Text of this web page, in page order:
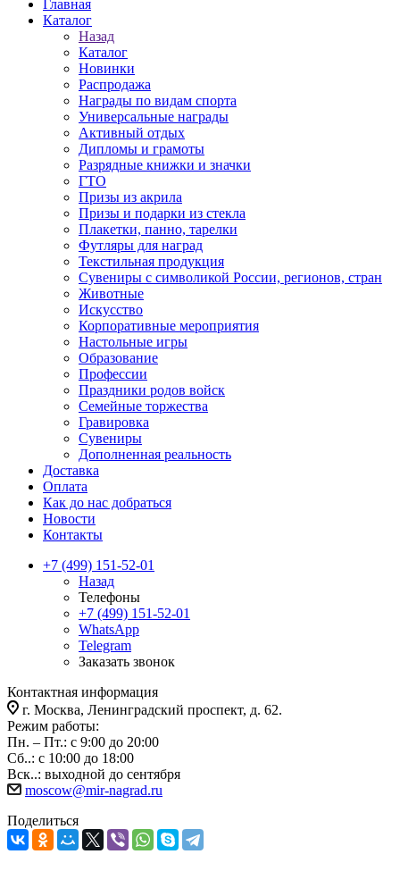
Главная
Каталог
Назад
Каталог
Новинки
Распродажа
Награды по видам спорта
Универсальные награды
Активный отдых
Дипломы и грамоты
Разрядные книжки и значки
ГТО
Призы из акрила
Призы и подарки из стекла
Плакетки, панно, тарелки
Футляры для наград
Текстильная продукция
Сувениры с символикой России, регионов, стран
Животные
Искусство
Корпоративные мероприятия
Настольные игры
Образование
Профессии
Праздники родов войск
Семейные торжества
Гравировка
Сувениры
Дополненная реальность
Доставка
Оплата
Как до нас добраться
Новости
Контакты
+7 (499) 151-52-01
Назад
Телефоны
+7 (499) 151-52-01
WhatsApp
Telegram
Заказать звонок
Контактная информация
г. Москва, Ленинградский проспект, д. 62.
Режим работы:
Пн. – Пт.: с 9:00 до 20:00
Сб..: с 10:00 до 18:00
Вск..: выходной до сентября
moscow@mir-nagrad.ru
Поделиться